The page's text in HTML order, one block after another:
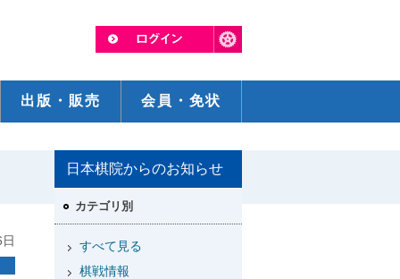
出版・販売 会員・免状
日本棋院からのお知らせ
カテゴリ別
すべて見る
棋戦情報